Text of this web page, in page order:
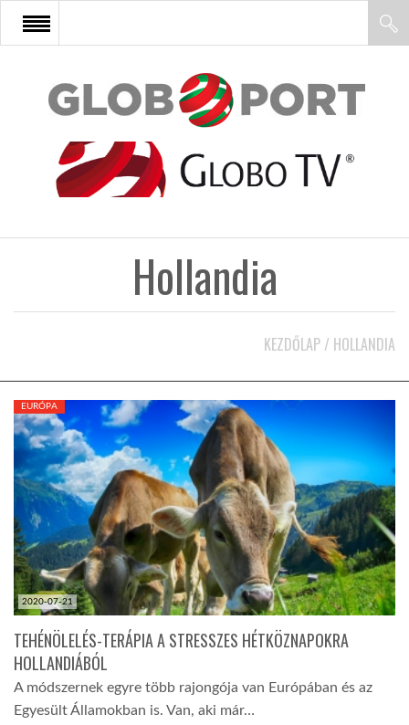
FŐOLDAL
AFRIKA
KÖZEL-KELET
AUSZTRÁLIA
A VILÁG ITTHON
Hollandia
KEZDŐLAP / HOLLANDIA
2020-07-21
EURÓPA
TEHÉNÖLELÉS-TERÁPIA A STRESSZES HÉTKÖZNAPOKRA
HOLLANDIÁBÓL
A módszernek egyre több rajongója van Európában és az
Egyesült Államokban is. Van, aki már…